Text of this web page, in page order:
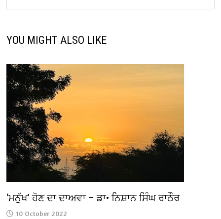
YOU MIGHT ALSO LIKE
‘ਮਨੁੱਖ’ ਹੋਣ ਦਾ ਦਾਅਵਾ – ਡਾ• ਨਿਸ਼ਾਨ ਸਿੰਘ ਰਾਠੌਰ
10 October 2022